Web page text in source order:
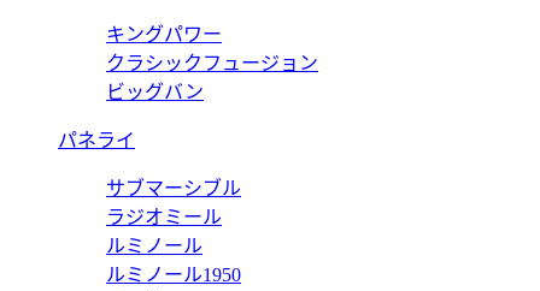
キングパワー
クラシックフュージョン
ビッグバン
パネライ
サブマーシブル
ラジオミール
ルミノール
ルミノール1950